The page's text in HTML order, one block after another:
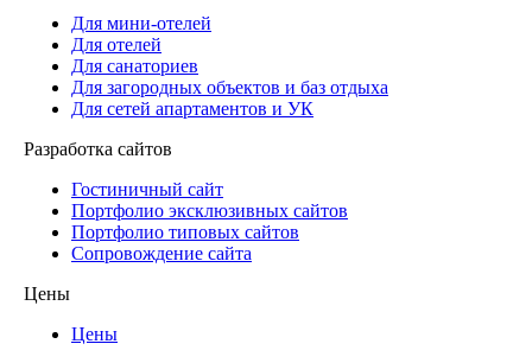
Для мини-отелей
Для отелей
Для санаториев
Для загородных объектов и баз отдыха
Для сетей апартаментов и УК
Разработка сайтов
Гостиничный сайт
Портфолио эксклюзивных сайтов
Портфолио типовых сайтов
Сопровождение сайта
Цены
Цены